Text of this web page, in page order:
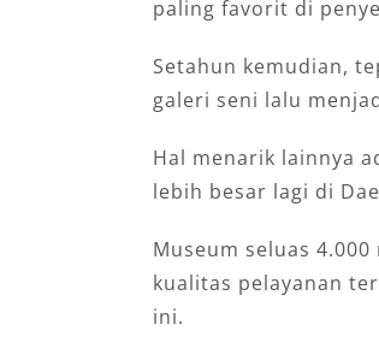
paling favorit di
Setahun kemudian,
galeri seni lalu
Hal menarik lainnya
lebih besar lagi di
Museum seluas
kualitas pelayanan
ini.